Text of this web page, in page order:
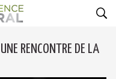
RENCONTRE DE LA